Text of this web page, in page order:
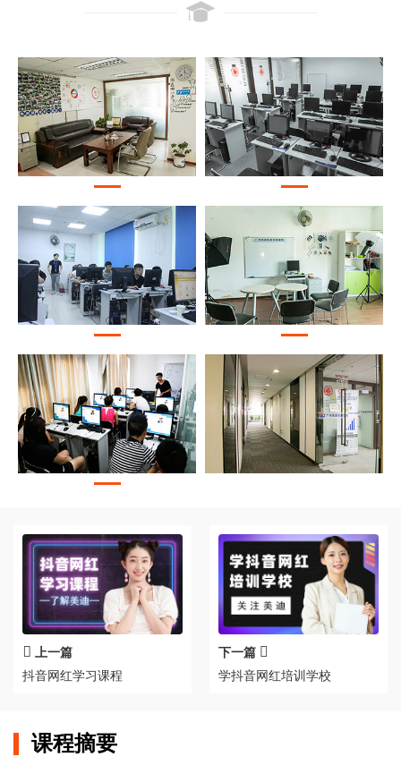
上一篇
抖音网红学习课程
下一篇
学抖音网红培训学校
课程摘要